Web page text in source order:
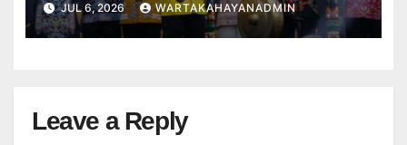
JUL 6, 2026 WARTAKAHAYANADMIN
Leave a Reply